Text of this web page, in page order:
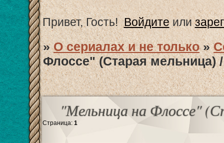
Привет, Гость! Войдитеили
»О сериалах и не только »
Флоссе" (Старая мельница)
"Мельница на Флоссе"
Страница:1